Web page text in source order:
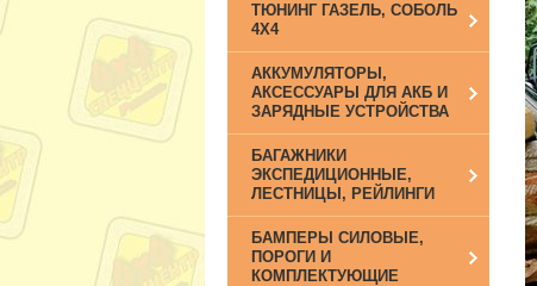
ТЮНИНГ ГАЗЕЛЬ, СОБОЛЬ
4Х4
АККУМУЛЯТОРЫ,
АКСЕССУАРЫ ДЛЯ АКБ И
ЗАРЯДНЫЕ УСТРОЙСТВА
БАГАЖНИКИ
ЭКСПЕДИЦИОННЫЕ,
ЛЕСТНИЦЫ, РЕЙЛИНГИ
БАМПЕРЫ СИЛОВЫЕ,
ПОРОГИ И
КОМПЛЕКТУЮЩИЕ